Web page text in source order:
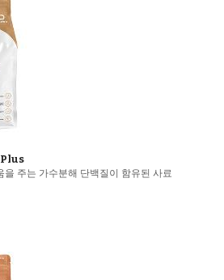
을 주는 가수분해 단백질이 함유된 사료